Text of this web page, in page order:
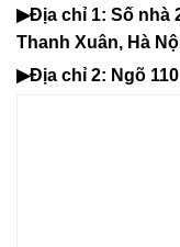
▶Địa chỉ 1: Số nhà
Thanh Xuân, Hà
▶Địa chỉ 2: Ngõ